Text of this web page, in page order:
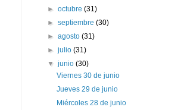
►octubre(31)
►septiembre(30)
►agosto(31)
►julio(31)
▼junio(30)
Viernes 30 de junio
Jueves 29 de junio
Miércoles 28 de junio